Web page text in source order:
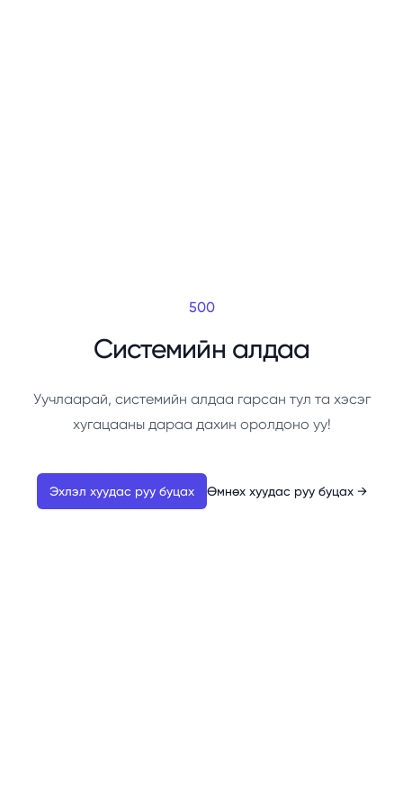
500
Системийн алдаа
Уучлаарай, системийн алдаа гарсан тул та хэсэг
хугацааны дараа дахин оролдоно уу!
Эхлэл хуудас руу буцах Өмнөх хуудас руу буцах →